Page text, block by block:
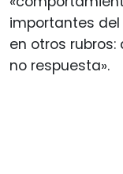
importantes
en otros
no respuesta».